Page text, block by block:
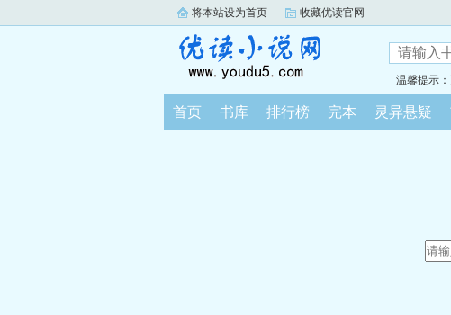
将本站设为首页 收藏优读官网
温馨提示
首页 书库 排行榜 完本 灵异悬疑